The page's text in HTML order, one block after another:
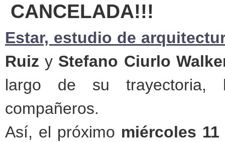
CANCELADA!!!
Estar, estudio de
Ruizy Stefano Ciurlo
largo de su trayectoria,
compañeros.
Así, el próximo miércoles